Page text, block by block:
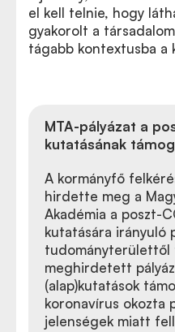
el kell telnie, hogy
gyakorolt a
tágabb kontextusba a
MTA-pályázat a
kutatásának
A kormányfő
hirdette meg a
Akadémia a poszt-
kutatására irányuló
meghirdetett
(alap)kutatások
koronavírus okozta
jelenségek miatt